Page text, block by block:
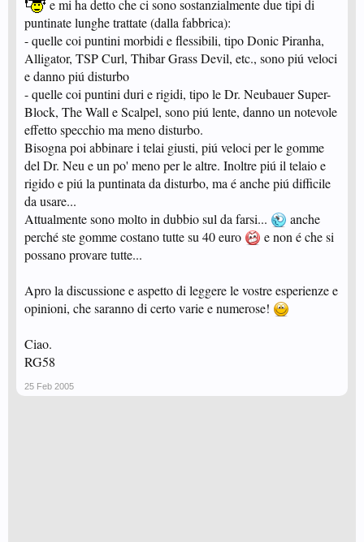
e mi ha detto che ci sono sostanzialmente due tipi di
puntinate lunghe trattate (dalla fabbrica):
- quelle coi puntini morbidi e flessibili, tipo Donic Piranha,
Alligator, TSP Curl, Thibar Grass Devil, etc., sono piú veloci
e danno piú disturbo
- quelle coi puntini duri e rigidi, tipo le Dr. Neubauer Super-
Block, The Wall e Scalpel, sono piú lente, danno un notevole
effetto specchio ma meno disturbo.
Bisogna poi abbinare i telai giusti, piú veloci per le gomme
del Dr. Neu e un po' meno per le altre. Inoltre piú il telaio e
rigido e piú la puntinata da disturbo, ma é anche piú difficile
da usare...
Attualmente sono molto in dubbio sul da farsi...
anche
perché ste gomme costano tutte su 40 euro
e non é che si
possano provare tutte...
Apro la discussione e aspetto di leggere le vostre esperienze e
opinioni, che saranno di certo varie e numerose!
Ciao.
RG58
25 Feb 2005